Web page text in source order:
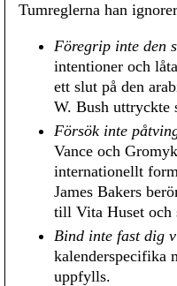
Tumreglerna han
Föregrip inte den
intentioner och
ett slut på den
W. Bush uttryckte
Försök inte
Vance och
internationellt
James Bakers
till Vita Huset och
Bind inte fast dig
kalenderspecifika
uppfylls.